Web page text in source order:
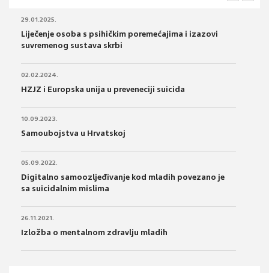
29.01.2025.
Liječenje osoba s psihičkim poremećajima i izazovi
suvremenog sustava skrbi
02.02.2024.
HZJZ i Europska unija u preveneciji suicida
10.09.2023.
Samoubojstva u Hrvatskoj
05.09.2022.
Digitalno samoozljeđivanje kod mladih povezano je
sa suicidalnim mislima
26.11.2021.
Izložba o mentalnom zdravlju mladih